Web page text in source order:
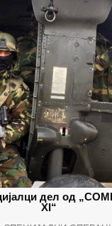
дел од
XI“